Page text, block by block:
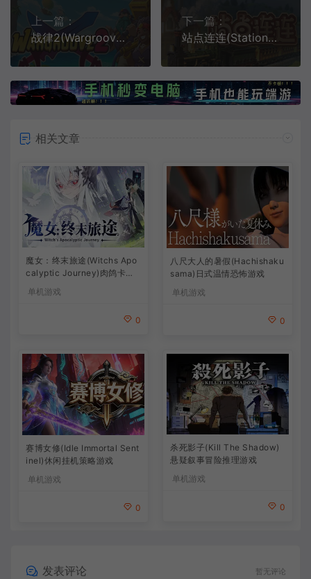
上一篇：
战律2(Wargroove 2)像素回合制策略游戏|下载
下一篇：
站点连连(Station to Station)简中|PC|PUZ|极简主义益智休闲游戏
相关文章
魔女：终末旅途(Witchs Apo
calyptic Journey)肉鸽卡牌
策略游戏
单机游戏
0
八尺大人的暑假(Hachishaku
sama)日式温情恐怖游戏
单机游戏
0
赛博女修(Idle Immortal Sent
inel)休闲挂机策略游戏
单机游戏
0
杀死影子(Kill The Shadow)
悬疑叙事冒险推理游戏
单机游戏
0
发表评论 暂无评论